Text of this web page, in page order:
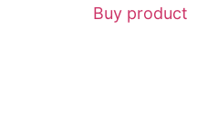
Buy product